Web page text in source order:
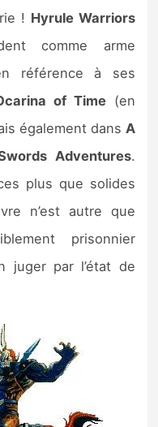
! Hyrule Warriors
comme arme
référence à ses
of Time(en
également dans A
Adventures.
plus que solides
n’est autre que
prisonnier
juger par l’état de